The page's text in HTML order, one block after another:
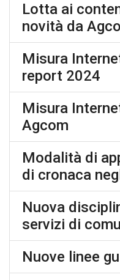
Lotta ai
novità da
Misura
report 2024
Misura
Agcom
Modalità di
di cronaca
Nuova
servizi di
Nuove linee